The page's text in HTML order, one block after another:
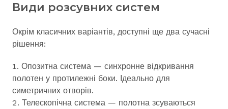
Види розсувних систем
Окрім класичних варіантів, доступні ще два сучасні
рішення:
Опозитна система — синхронне відкривання
полотен у протилежні боки. Ідеально для
симетричних отворів.
Телескопічна система — полотна зсуваються